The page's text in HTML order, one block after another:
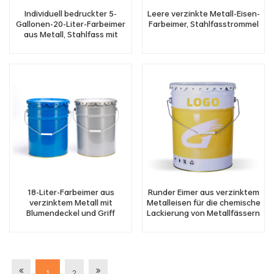
Individuell bedruckter 5-
Gallonen-20-Liter-Farbeimer
aus Metall, Stahlfass mit
Leere verzinkte Metall-Eisen-
Farbeimer, Stahlfasstrommel
18-Liter-Farbeimer aus
verzinktem Metall mit
Blumendeckel und Griff
Runder Eimer aus verzinktem
Metalleisen für die chemische
Lackierung von Metallfässern